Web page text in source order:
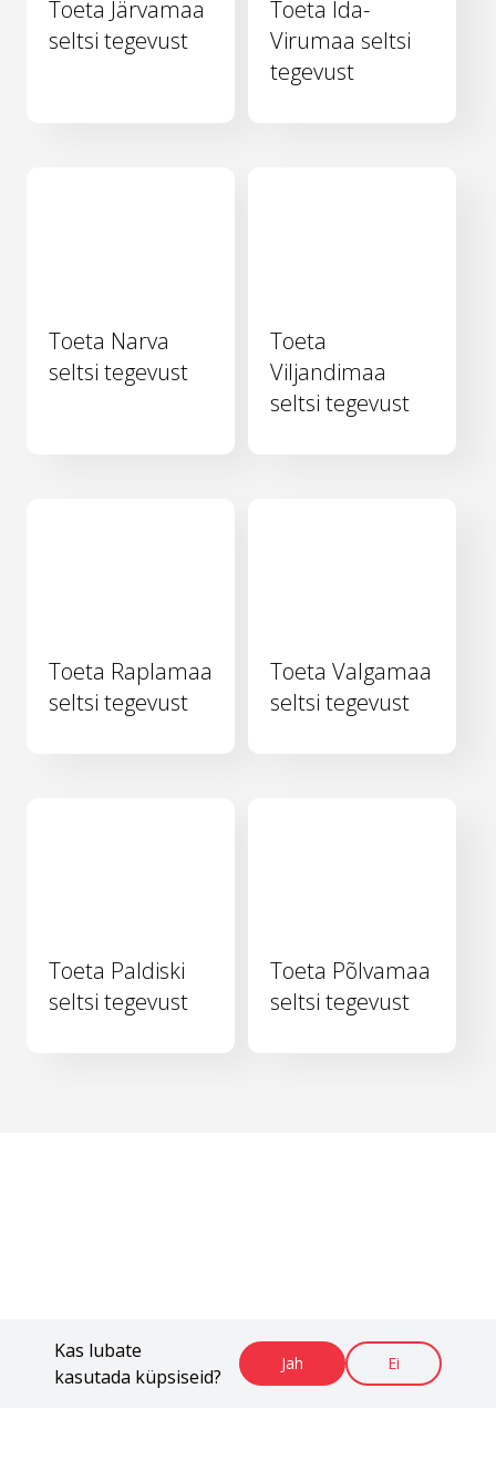
Kas lubate
kasutada küpsiseid?
Jah Ei
Toeta Järvamaa
seltsi tegevust
Toeta Ida-
Virumaa seltsi
tegevust
Toeta Narva
seltsi tegevust
Toeta
Viljandimaa
seltsi tegevust
Toeta Raplamaa
seltsi tegevust
Toeta Valgamaa
seltsi tegevust
Toeta Paldiski
seltsi tegevust
Toeta Põlvamaa
seltsi tegevust